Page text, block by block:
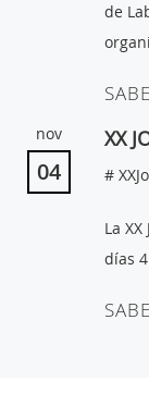
de
nov
04
XX
#
La
días